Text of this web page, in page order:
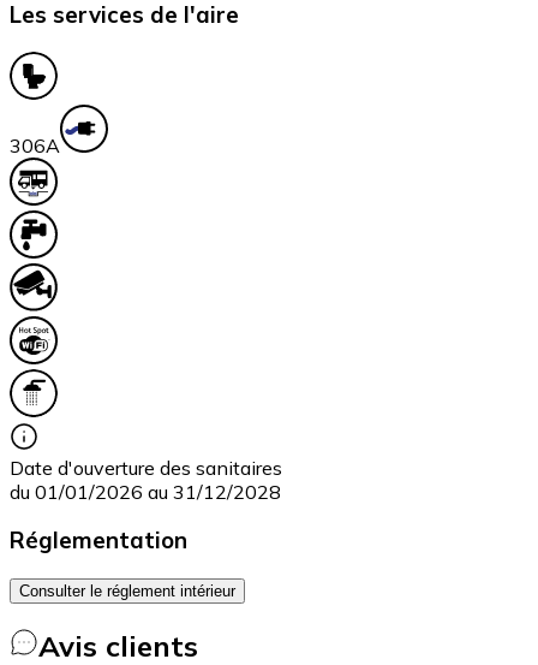
Les services de l'aire
306A
Date d'ouverture des sanitaires
du 01/01/2026 au 31/12/2028
Réglementation
Consulter le réglement intérieur
Avis clients